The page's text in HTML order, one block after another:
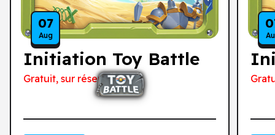
07
Aug
Initiation Toy Battle
Gratuit, sur réservation